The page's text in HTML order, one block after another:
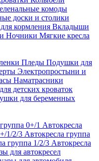
комоды
доски и столики
кормления Вкладыши
Ночники Мягкие кресла
Пледы Подушки для
Электропростыни и
Наматрасники
детских кроваток
для беременных
0+/1 Автокресла
1/2/3 Автокресла группа
группа 1/2/3 Автокресла
для автокресел